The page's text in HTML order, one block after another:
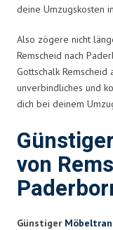
deine Umzugskosten
Also zögere nicht
Remscheid nach
Gottschalk Remscheid
unverbindliches und
dich bei deinem
von
Günstiger